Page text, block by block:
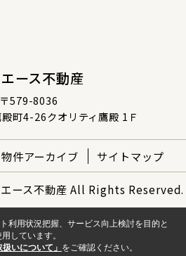
ース不動産
〒579-8036
町4-26クオリティ鷹殿 1Ｆ
物件アーカイブ サイトマップ
ース不動産 All Rights Reserved.
利用状況把握、サービス向上検討を目的と
しています。
扱いについて」 をご確認ください。